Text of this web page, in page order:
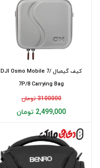
کیف گیمبال DJI Osmo Mobile 7/
7P/8 Carrying Bag
3100000 تومان
2,499,000 تومان